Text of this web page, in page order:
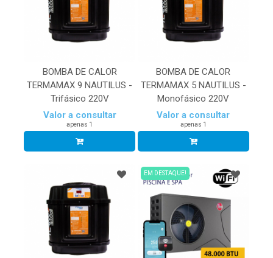
BOMBA DE CALOR
TERMAMAX 9 NAUTILUS -
Trifásico 220V
Valor a consultar
apenas 1
BOMBA DE CALOR
TERMAMAX 5 NAUTILUS -
Monofásico 220V
Valor a consultar
apenas 1
EM DESTAQUE!